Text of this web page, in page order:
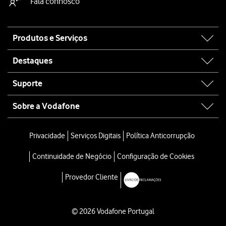
map
Produtos e Serviços
Destaques
Suporte
Sobre a Vodafone
Privacidade Serviços Digitais Política Anticorrupção
Continuidade de Negócio Configuração de Cookies
Provedor Cliente
© 2026 Vodafone Portugal